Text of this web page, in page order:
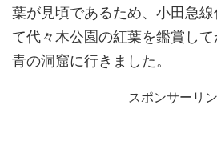
葉が見頃であるため、小田急
て代々木公園の紅葉を鑑賞し
青の洞窟に行きました。
スポンサーリ